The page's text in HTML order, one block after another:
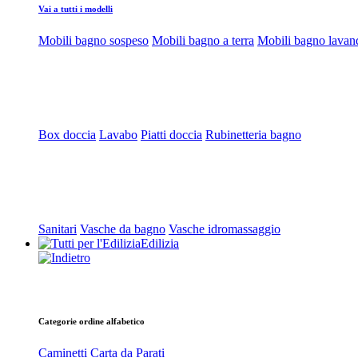
Vai a tutti i modelli
Mobili bagno sospeso Mobili bagno a terra Mobili bagno
Box doccia Lavabo Piatti doccia Rubinetteria bagno
Sanitari Vasche da bagno Vasche idromassaggio
Edilizia
Categorie ordine alfabetico
Caminetti Carta da Parati